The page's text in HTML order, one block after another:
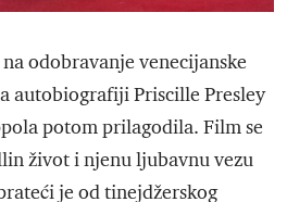
odobravanje venecijanske
autobiografiji Priscille Presley
potom prilagodila. Film se
život i njenu ljubavnu vezu
je od tinejdžerskog